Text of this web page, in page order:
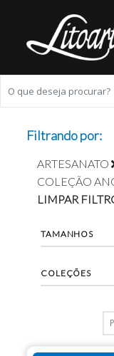
Filtrando por:
ARTESANATO
COLEÇÃO
LIMPAR
TAMANHOS
COLEÇÕES